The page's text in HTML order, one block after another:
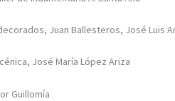
Juan Ballesteros, José Luis
José María López Ariza
Guillomía